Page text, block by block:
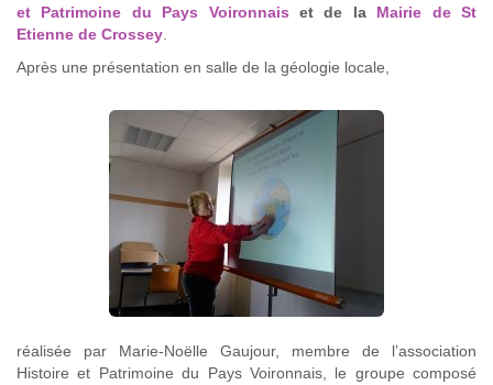
et Patrimoine du Pays Voironnais et de la Mairie de St
Etienne de Crossey
Après une présentation en salle de la géologie locale,
réalisée par Marie-Noëlle Gaujour, membre de l’association
Histoire et Patrimoine du Pays Voironnais, le groupe composé